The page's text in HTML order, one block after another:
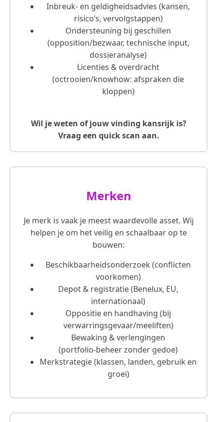
Inbreuk- en geldigheidsadvies (kansen,
risico’s, vervolgstappen)
Ondersteuning bij geschillen
(opposition/bezwaar, technische input,
dossieranalyse)
Licenties & overdracht
(octrooien/knowhow: afspraken die
kloppen)
Wil je weten of jouw vinding kansrijk is?
Vraag een quick scan aan.
Merken
Je merk is vaak je meest waardevolle asset. Wij
helpen je om het veilig en schaalbaar op te
bouwen:
Beschikbaarheidsonderzoek (conflicten
voorkomen)
Depot & registratie (Benelux, EU,
internationaal)
Oppositie en handhaving (bij
verwarringsgevaar/meeliften)
Bewaking & verlengingen
(portfolio‑beheer zonder gedoe)
Merkstrategie (klassen, landen, gebruik en
groei)